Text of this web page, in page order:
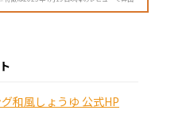
和風しょうゆ 公式HP